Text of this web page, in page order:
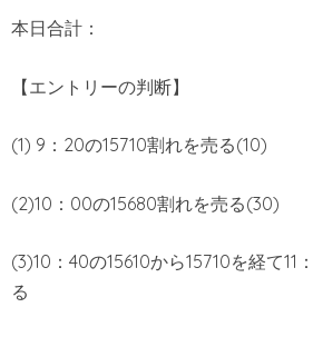
本日合計：
【エントリーの判断】
(1) 9：20の15710割れを売る(10)
(2)10：00の15680割れを売る(30)
(3)10：40の15610から15710を経て11
る